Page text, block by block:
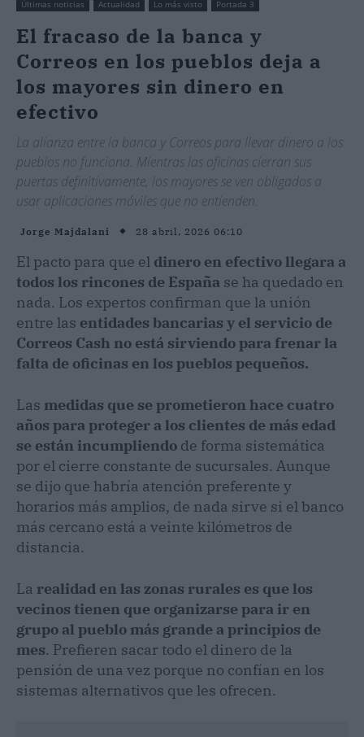
Últimas noticias Actualidad Lo más visto Portada 3
El fracaso de la banca y
Correos en los pueblos deja a
los mayores sin dinero en
efectivo
La alianza entre la banca y Correos para llevar dinero a los
pueblos no funciona. Mientras las oficinas cierran sus
puertas definitivamente, los mayores se ven obligados a
usar aplicaciones móviles que no entienden.
Jorge Majdalani 28 abril, 2026 06:10
El pacto para que el dinero en efectivo llegara a
todos los rincones de España se ha quedado en
nada. Los expertos confirman que la unión
entre las entidades bancarias y el servicio de
Correos Cash no está sirviendo para frenar la
falta de oficinas en los pueblos pequeños.
Las medidas que se prometieron hace cuatro
años para proteger a los clientes de más edad
se están incumpliendo de forma sistemática
por el cierre constante de sucursales. Aunque
se dijo que habría atención preferente y
horarios más amplios, de nada sirve si el banco
más cercano está a veinte kilómetros de
distancia.
La realidad en las zonas rurales es que los
vecinos tienen que organizarse para ir en
grupo al pueblo más grande a principios de
mes. Prefieren sacar todo el dinero de la
pensión de una vez porque no confían en los
sistemas alternativos que les ofrecen.